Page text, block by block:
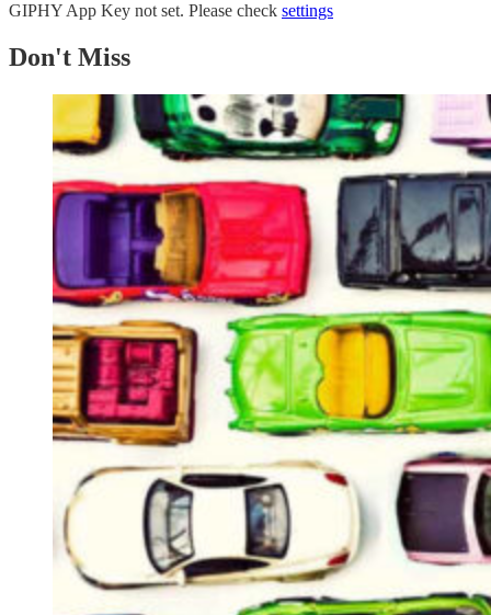
GIPHY App Key not set. Please check settings
Don't Miss